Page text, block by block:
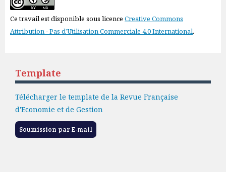
Ce travail est disponible sous licence Creative Commons
Attribution - Pas d’Utilisation Commerciale 4.0 International.
Template
Télécharger le template de la Revue Française
d'Economie et de Gestion
Soumission par E-mail